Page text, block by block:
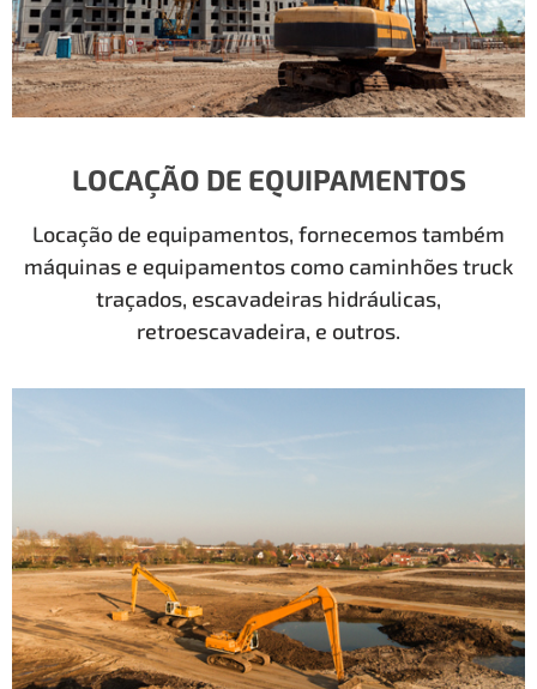
LOCAÇÃO DE EQUIPAMENTOS
Locação de equipamentos, fornecemos também
máquinas e equipamentos como caminhões truck
traçados, escavadeiras hidráulicas,
retroescavadeira, e outros.